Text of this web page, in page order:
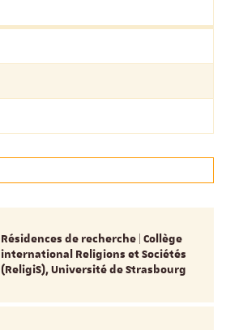
Résidences de recherche | Collège
international Religions et Sociétés
(ReligiS), Université de Strasbourg